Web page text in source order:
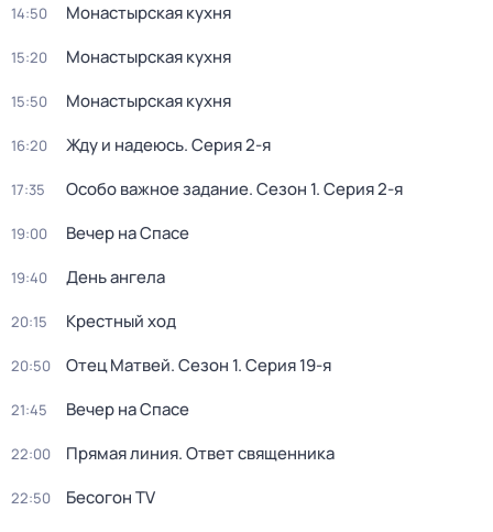
14:50 Монастырская кухня
15:20 Монастырская кухня
15:50 Монастырская кухня
16:20 Жду и нaдeюсь. Серия 2-я
17:35 Особо важное задание. Сезон 1. Серия 2-я
19:00 Вечер на Спасе
19:40 День ангела
20:15 Крестный ход
20:50 Отец Матвей. Сезон 1. Серия 19-я
21:45 Вечер на Спасе
22:00 Прямая линия. Ответ священника
22:50
Бесогон TV